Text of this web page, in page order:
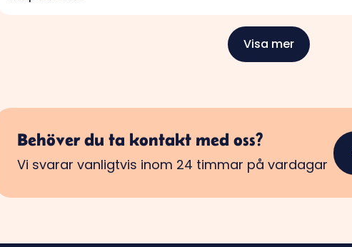
Visa mer
Behöver du ta kontakt med oss?
Vi svarar vanligtvis inom 24 timmar på vardagar